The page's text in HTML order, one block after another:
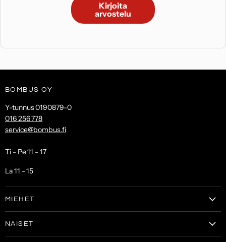
Kirjoita
arvostelu
BOMBUS OY
Y-tunnus 0190879-0
016 256 778
service@bombus.fi
Ti - Pe 11 - 17
La 11 - 15
MIEHET
NAISET